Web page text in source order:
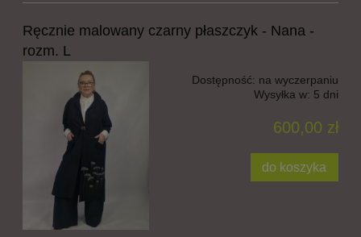
Ręcznie malowany czarny płaszczyk - Nana -
rozm. L
Dostępność: na wyczerpaniu
Wysyłka w: 5 dni
600,00 zł
do koszyka